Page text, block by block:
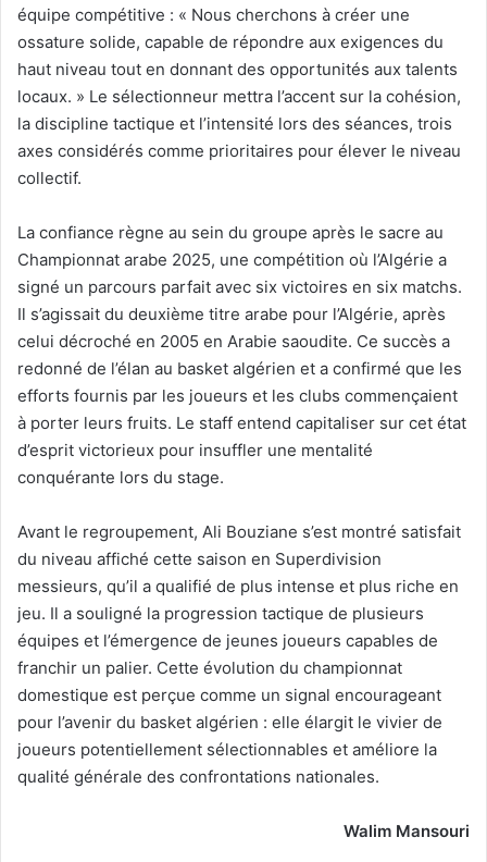
équipe compétitive : « Nous cherchons à créer une
ossature solide, capable de répondre aux exigences du
haut niveau tout en donnant des opportunités aux talents
locaux. » Le sélectionneur mettra l’accent sur la cohésion,
la discipline tactique et l’intensité lors des séances, trois
axes considérés comme prioritaires pour élever le niveau
collectif.
La confiance règne au sein du groupe après le sacre au
Championnat arabe 2025, une compétition où l’Algérie a
signé un parcours parfait avec six victoires en six matchs.
Il s’agissait du deuxième titre arabe pour l’Algérie, après
celui décroché en 2005 en Arabie saoudite. Ce succès a
redonné de l’élan au basket algérien et a confirmé que les
efforts fournis par les joueurs et les clubs commençaient
à porter leurs fruits. Le staff entend capitaliser sur cet état
d’esprit victorieux pour insuffler une mentalité
conquérante lors du stage.
Avant le regroupement, Ali Bouziane s’est montré satisfait
du niveau affiché cette saison en Superdivision
messieurs, qu’il a qualifié de plus intense et plus riche en
jeu. Il a souligné la progression tactique de plusieurs
équipes et l’émergence de jeunes joueurs capables de
franchir un palier. Cette évolution du championnat
domestique est perçue comme un signal encourageant
pour l’avenir du basket algérien : elle élargit le vivier de
joueurs potentiellement sélectionnables et améliore la
qualité générale des confrontations nationales.
Walim Mansouri